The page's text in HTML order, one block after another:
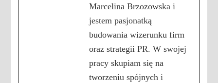
Marcelina Brzozowska i
jestem pasjonatką
budowania wizerunku firm
oraz strategii PR. W swojej
pracy skupiam się na
tworzeniu spójnych i